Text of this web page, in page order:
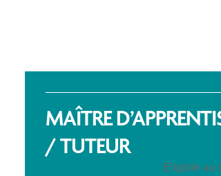
MAÎTRE
/ TUTEUR
Eligible au